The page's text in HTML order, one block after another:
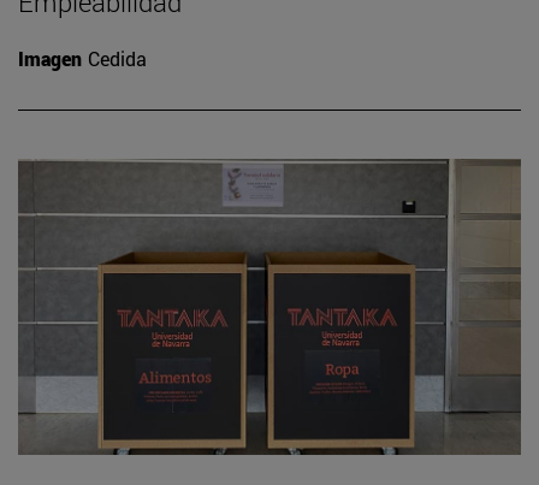
Imagen Cedida